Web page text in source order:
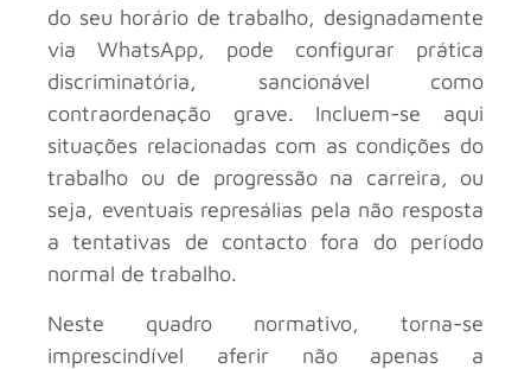
do seu horário de trabalho, designadamente
via WhatsApp, pode configurar prática
discriminatória, sancionável como
contraordenação grave. Incluem-se aqui
situações relacionadas com as condições do
trabalho ou de progressão na carreira, ou
seja, eventuais represálias pela não resposta
a tentativas de contacto fora do período
normal de trabalho.
Neste quadro normativo, torna-se
imprescindível aferir não apenas a